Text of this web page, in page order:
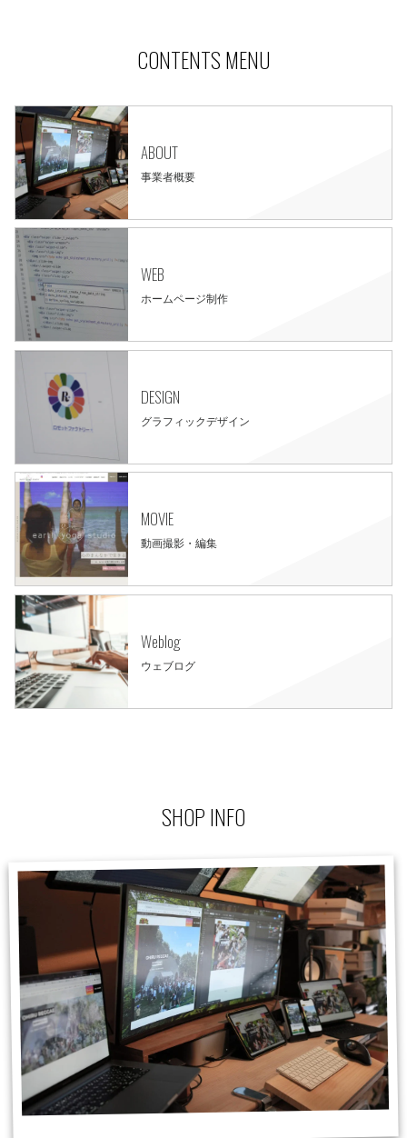
CONTENTS MENU
ABOUT
事業者概要
WEB
ホームページ制作
DESIGN
グラフィックデザイン
MOVIE
動画撮影・編集
Weblog
ウェブログ
SHOP INFO